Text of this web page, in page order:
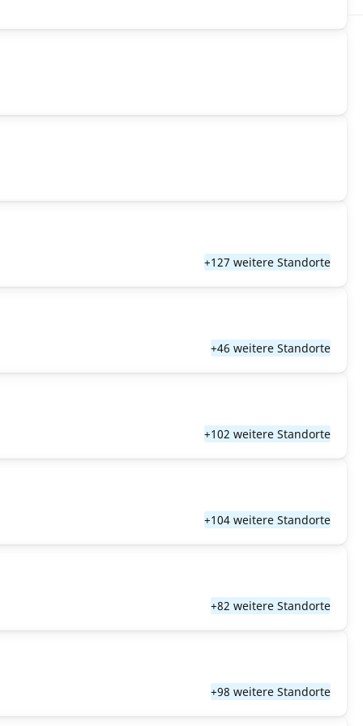
+127 weitere Standorte
+46 weitere Standorte
+102 weitere Standorte
+104 weitere Standorte
+82 weitere Standorte
+98 weitere Standorte